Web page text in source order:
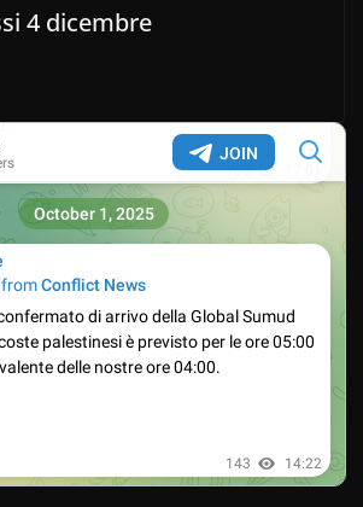
4 dicembre